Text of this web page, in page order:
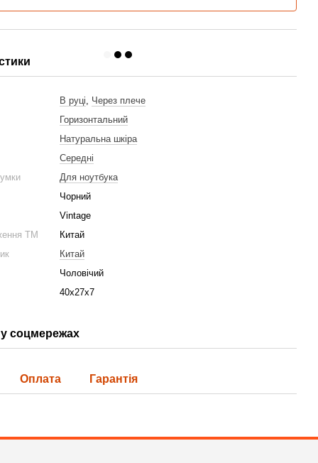
разом
для ноутбука Vintage 20680 Чорний
3 822 грн
4 535 грн
В руці, Через плече
Горизонтальний
Натуральна шкіра
Середні
Для ноутбука
Чорний
Vintage
ТМ
Китай
Китай
Чоловічий
40х27х7
соцмережах
Оплата Гарантія